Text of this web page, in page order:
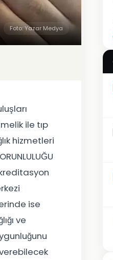
Foto: Yazar Medya
ile tıp
hizmetleri
ise
ve